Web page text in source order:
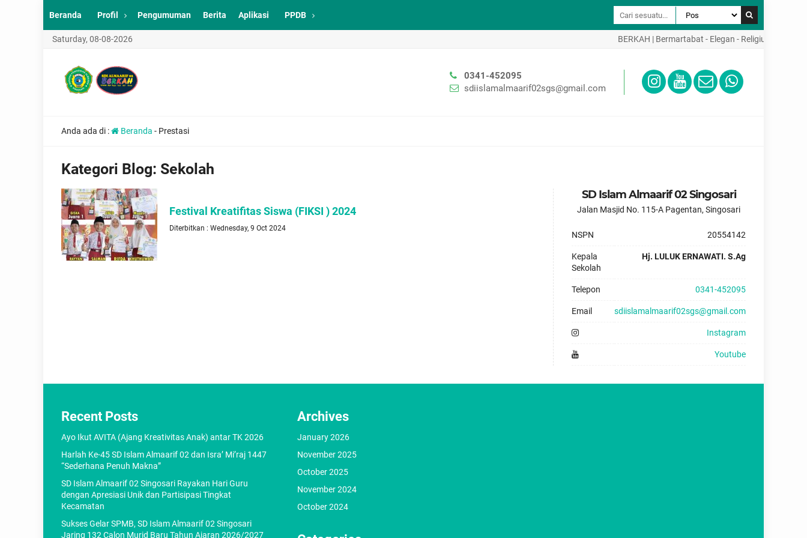
Beranda Profil Pengumuman Berita Aplikasi PPDB
Saturday, 08-08-2026 BERKAH | Bermartabat - Elegan - Religius - Kreatif -
0341-452095
sdiislamalmaarif02sgs@gmail.com
Anda ada di : Beranda - Prestasi
Kategori Blog: Sekolah
Festival Kreatifitas Siswa (FIKSI ) 2024
Diterbitkan : Wednesday, 9 Oct 2024
SD Islam Almaarif 02 Singosari
Jalan Masjid No. 115-A Pagentan, Singosari
NSPN 20554142
Kepala
Sekolah
Hj. LULUK ERNAWATI. S.Ag
Telepon 0341-452095
Email sdiislamalmaarif02sgs@gmail.com
Instagram
Youtube
Recent Posts
Ayo Ikut AVITA (Ajang Kreativitas Anak) antar TK 2026
Harlah Ke-45 SD Islam Almaarif 02 dan Isra’ Mi’raj 1447
“Sederhana Penuh Makna”
SD Islam Almaarif 02 Singosari Rayakan Hari Guru
dengan Apresiasi Unik dan Partisipasi Tingkat
Kecamatan
Sukses Gelar SPMB, SD Islam Almaarif 02 Singosari
Jaring 132 Calon Murid Baru Tahun Ajaran 2026/2027
Archives
January 2026
November 2025
October 2025
November 2024
October 2024